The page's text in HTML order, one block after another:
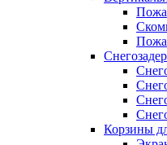
Корзины